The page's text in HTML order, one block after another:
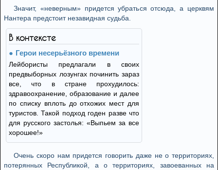
Значит, «неверным» придется убраться отсюда, а церквям
Нантера предстоит незавидная судьба.
В контексте
Герои несерьёзного времени
Лейбористы предлагали в своих
предвыборных лозунгах починить зараз
все, что в стране прохудилось:
здравоохранение, образование и далее
по списку вплоть до отхожих мест для
туристов. Такой подход годен разве что
для русского застолья: «Выпьем за все
хорошее!»
Очень скоро нам придется говорить даже не о территориях,
потерянных Республикой, а о территориях, завоеванных на